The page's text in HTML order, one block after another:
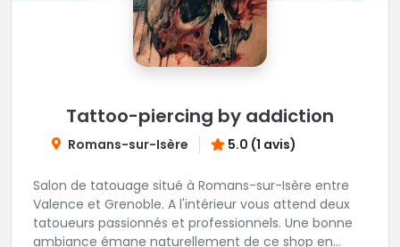
Tattoo-piercing by addiction
Romans-sur-Isère 5.0 (1 avis)
Salon de tatouage situé à Romans-sur-Isère entre
Valence et Grenoble. A l'intérieur vous attend deux
tatoueurs passionnés et professionnels. Une bonne
ambiance émane naturellement de ce shop en